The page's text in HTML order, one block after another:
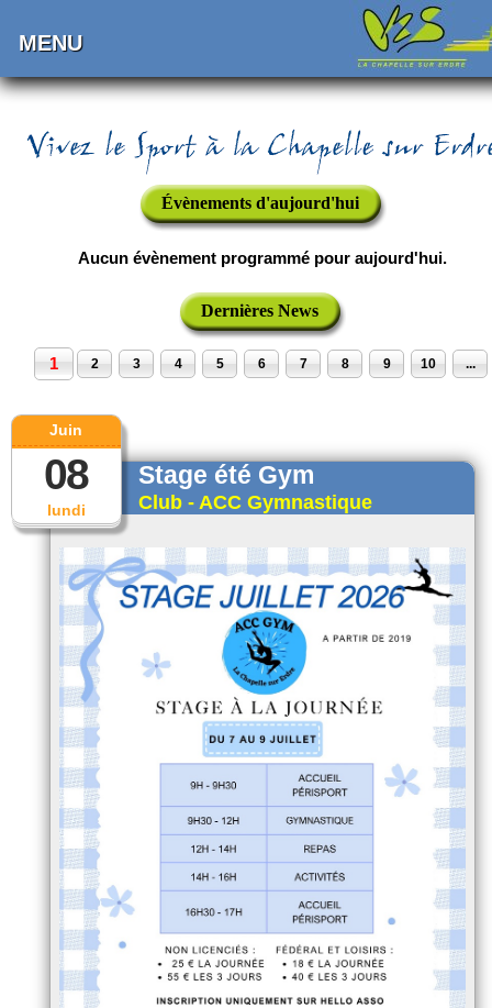
MENU
Évènements d'aujourd'hui
Aucun évènement programmé pour aujourd'hui.
Dernières News
1 2 3 4 5 6 7 8 9 10 ...
lundi
Juin
08 Stage été Gym
Club - ACC Gymnastique